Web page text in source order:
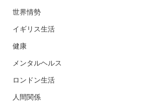
世界情勢
イギリス生活
健康
メンタルヘルス
ロンドン生活
人間関係